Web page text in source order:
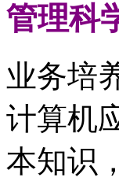
管理科
业务培
计算机
本知识